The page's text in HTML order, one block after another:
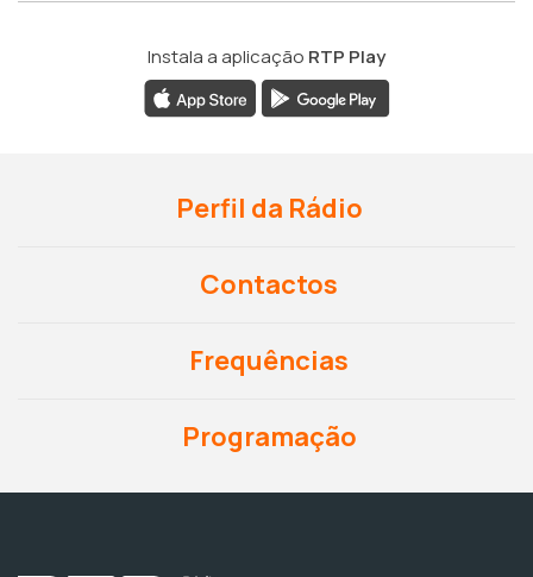
Instala a aplicação RTP Play
Perfil da Rádio
Contactos
Frequências
Programação